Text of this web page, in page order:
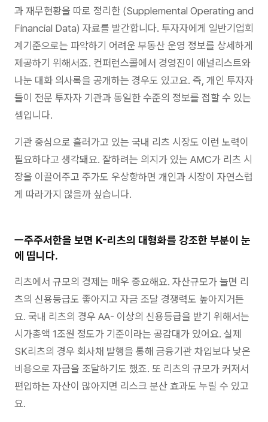
과 재무현황을 따로 정리한 (Supplemental Operating and
Financial Data) 자료를 발간합니다. 투자자에게 일반기업회
계기준으로는 파악하기 어려운 부동산 운영 정보를 상세하게
제공하기 위해서죠. 컨퍼런스콜에서 경영진이 애널리스트와
나눈 대화 의사록을 공개하는 경우도 있고요. 즉, 개인 투자자
들이 전문 투자자 기관과 동일한 수준의 정보를 접할 수 있는
셈입니다.
기관 중심으로 흘러가고 있는 국내 리츠 시장도 이런 노력이
필요하다고 생각돼요. 잘하려는 의지가 있는 AMC가 리츠 시
장을 이끌어주고 주가도 우상향하면 개인과 시장이 자연스럽
게 따라가지 않을까 싶습니다.
ㅡ주주서한을 보면 K-리츠의 대형화를 강조한 부분이 눈
에 띱니다.
리츠에서 규모의 경제는 매우 중요해요. 자산규모가 늘면 리
츠의 신용등급도 좋아지고 자금 조달 경쟁력도 높아지거든
요. 국내 리츠의 경우 AA- 이상의 신용등급을 받기 위해서는
시가총액 1조원 정도가 기준이라는 공감대가 있어요. 실제
SK리츠의 경우 회사채 발행을 통해 금융기관 차입보다 낮은
비용으로 자금을 조달하기도 했죠. 또 리츠의 규모가 커져서
편입하는 자산이 많아지면 리스크 분산 효과도 누릴 수 있고
요.